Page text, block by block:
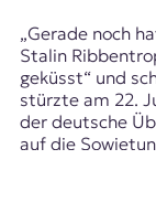
„Gerade noch
Stalin
geküsst“ und
stürzte am 22.
der deutsche
auf die